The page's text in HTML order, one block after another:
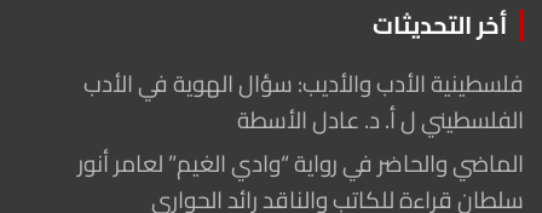
أخر التحديثات
فلسطينية الأدب والأديب: سؤال الهوية في الأدب
الفلسطيني ل أ. د. عادل الأسطة
الماضي والحاضر في رواية “وادي الغيم” لعامر أنور
سلطان قراءة للكاتب والناقد رائد الحواري